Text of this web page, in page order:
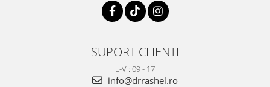
SUPORT CLIENTI
L-V : 09 - 17
info@drrashel.ro